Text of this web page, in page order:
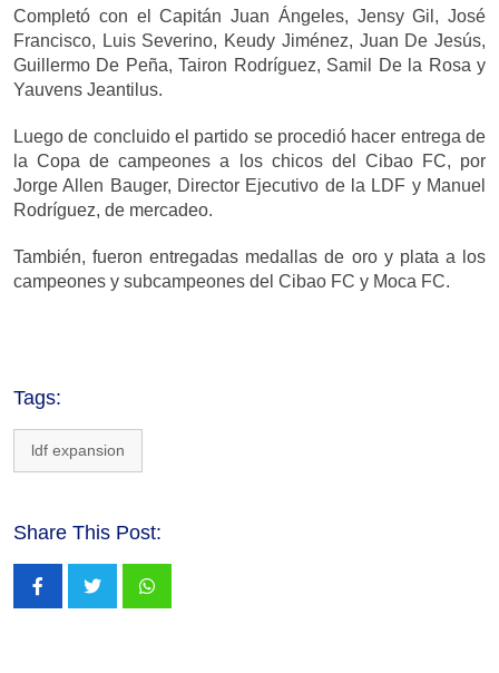
Completó con el Capitán Juan Ángeles, Jensy Gil, José
Francisco, Luis Severino, Keudy Jiménez, Juan De Jesús,
Guillermo De Peña, Tairon Rodríguez, Samil De la Rosa y
Yauvens Jeantilus.
Luego de concluido el partido se procedió hacer entrega de
la Copa de campeones a los chicos del Cibao FC, por
Jorge Allen Bauger, Director Ejecutivo de la LDF y Manuel
Rodríguez, de mercadeo.
También, fueron entregadas medallas de oro y plata a los
campeones y subcampeones del Cibao FC y Moca FC.
Tags:
ldf expansion
Share This Post:
Whatsapp